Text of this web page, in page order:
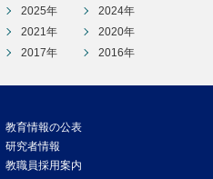
2025年
2024年
2021年
2020年
2017年 2016年
教育情報の公表
研究者情報
教職員採用案内